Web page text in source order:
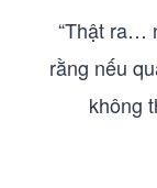
“Thật ra…
rằng nếu
không